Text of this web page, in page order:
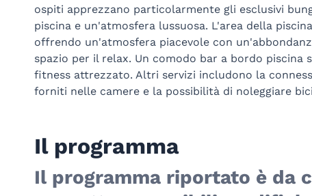
ospiti apprezzano particolarmente gli esclusivi
piscina e un'atmosfera lussuosa. L'area della
offrendo un'atmosfera piacevole con
spazio per il relax. Un comodo bar a bordo piscina
fitness attrezzato. Altri servizi includono la
forniti nelle camere e la possibilità di noleggiare
Il programma
Il programma riportato è da